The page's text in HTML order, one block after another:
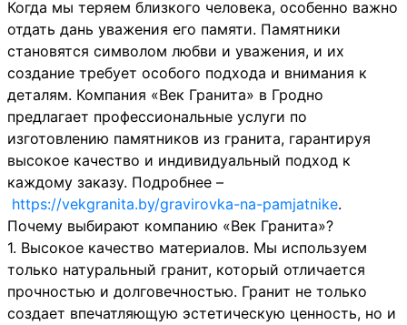
Когда мы теряем близкого человека, особенно важно
отдать дань уважения его памяти. Памятники
становятся символом любви и уважения, и их
создание требует особого подхода и внимания к
деталям. Компания «Век Гранита» в Гродно
предлагает профессиональные услуги по
изготовлению памятников из гранита, гарантируя
высокое качество и индивидуальный подход к
каждому заказу. Подробнее –
https://vekgranita.by/gravirovka-na-pamjatnike.
Почему выбирают компанию «Век Гранита»?
1. Высокое качество материалов. Мы используем
только натуральный гранит, который отличается
прочностью и долговечностью. Гранит не только
создает впечатляющую эстетическую ценность, но и